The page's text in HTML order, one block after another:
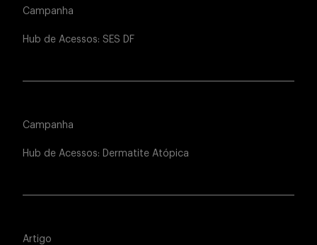
Campanha
Hub de Acessos: SES DF
Campanha
Hub de Acessos: Dermatite Atópica
Artigo